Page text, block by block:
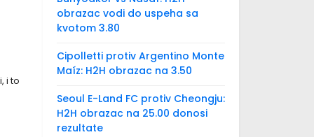
i to
obrazac vodi do uspeha sa
kvotom 3.80
Cipolletti protiv Argentino Monte
Maíz: H2H obrazac na 3.50
Seoul E-Land FC protiv Cheongju:
H2H obrazac na 25.00 donosi
rezultate